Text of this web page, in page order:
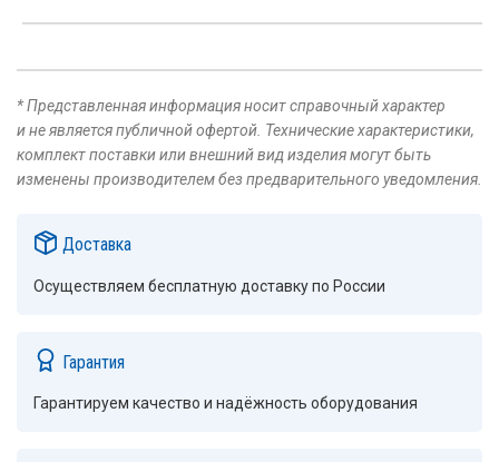
* Представленная информация носит справочный характер
и не является публичной офертой. Технические характеристики,
комплект поставки или внешний вид изделия могут быть
изменены производителем без предварительного уведомления.
Доставка
Осуществляем бесплатную доставку по России
Гарантия
Гарантируем качество и надёжность оборудования